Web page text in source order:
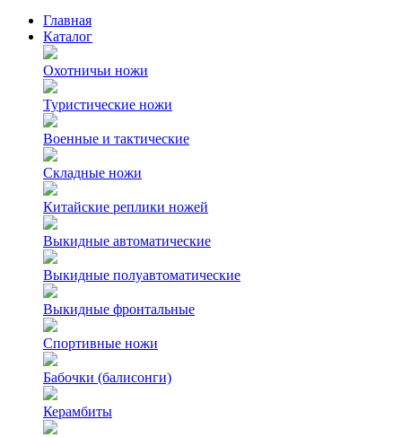
Главная
Каталог
Охотничьи ножи
Туристические ножи
Военные и тактические
Складные ножи
Китайские реплики ножей
Выкидные автоматические
Выкидные полуавтоматические
Выкидные фронтальные
Спортивные ножи
Бабочки (балисонги)
Керамбиты